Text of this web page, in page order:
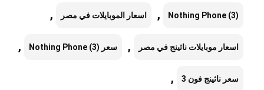
Nothing Phone (3)
, اسعار الموبايلات في مصر ,
اسعار موبايلات ناثينج في مصر , سعر Nothing Phone (3) ,
سعر ناثينج فون 3 ,